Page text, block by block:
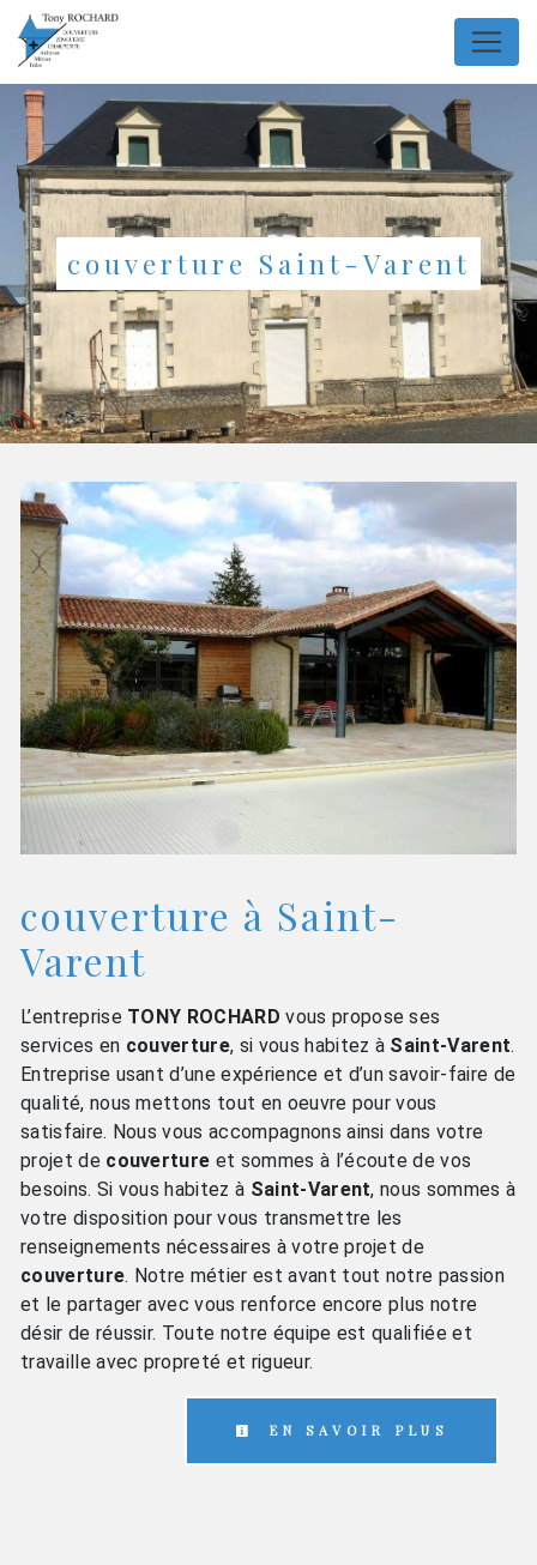
Panneau de gestion des cookies
couverture Saint-Varent
couverture à Saint-
Varent
L’entreprise TONY ROCHARD vous propose ses
services en couverture, si vous habitez à Saint-Varent.
Entreprise usant d’une expérience et d’un savoir-faire de
qualité, nous mettons tout en oeuvre pour vous
satisfaire. Nous vous accompagnons ainsi dans votre
projet de couverture et sommes à l’écoute de vos
besoins. Si vous habitez à Saint-Varent, nous sommes à
votre disposition pour vous transmettre les
renseignements nécessaires à votre projet de
couverture. Notre métier est avant tout notre passion
et le partager avec vous renforce encore plus notre
désir de réussir. Toute notre équipe est qualifiée et
travaille avec propreté et rigueur.
EN SAVOIR PLUS